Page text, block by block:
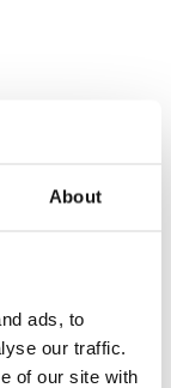
About
ads, to
our traffic.
of our site with